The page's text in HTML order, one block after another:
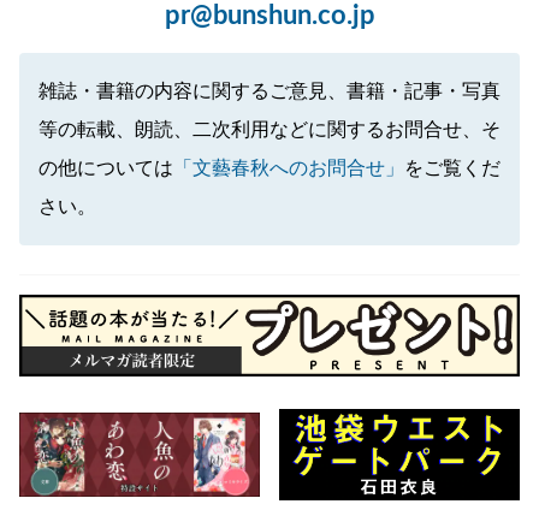
pr@bunshun.co.jp
雑誌・書籍の内容に関するご意見、書籍・記事・写真
等の転載、朗読、二次利用などに関するお問合せ、そ
の他については 「文藝春秋へのお問合せ」
をご覧くだ
さい。